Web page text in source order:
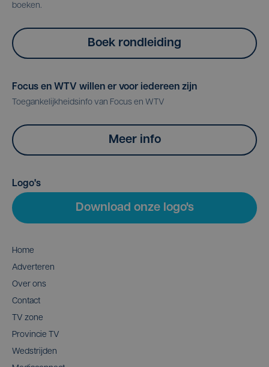
boeken.
Boek rondleiding
Focus en WTV willen er voor iedereen zijn
Toegankelijkheidsinfo van Focus en WTV
Meer info
Logo's
Download onze logo's
Home
Adverteren
Over ons
Contact
TV zone
Provincie TV
Wedstrijden